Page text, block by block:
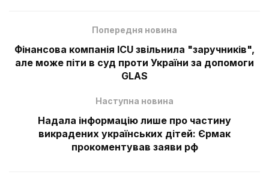
Попередня новина
Фінансова компанія ICU звільнила "заручників",
але може піти в суд проти України за допомоги
GLAS
Наступна новина
Надала інформацію лише про частину
викрадених українських дітей: Єрмак
прокоментував заяви рф